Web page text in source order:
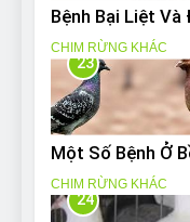
Bệnh Bại Liệt Và
CHIM RỪNG KHÁC
23
Một Số Bệnh Ở
CHIM RỪNG KHÁC
24